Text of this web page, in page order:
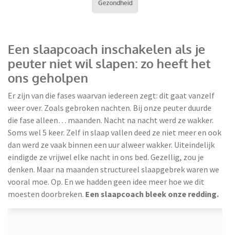
Gezondheid
Een slaapcoach inschakelen als je
peuter niet wil slapen: zo heeft het
ons geholpen
Er zijn van die fases waarvan iedereen zegt: dit gaat vanzelf
weer over. Zoals gebroken nachten. Bij onze peuter duurde
die fase alleen… maanden. Nacht na nacht werd ze wakker.
Soms wel 5 keer. Zelf in slaap vallen deed ze niet meer en ook
dan werd ze vaak binnen een uur alweer wakker. Uiteindelijk
eindigde ze vrijwel elke nacht in ons bed. Gezellig, zou je
denken. Maar na maanden structureel slaapgebrek waren we
vooral moe. Op. En we hadden geen idee meer hoe we dit
moesten doorbreken. Een slaapcoach bleek onze redding.